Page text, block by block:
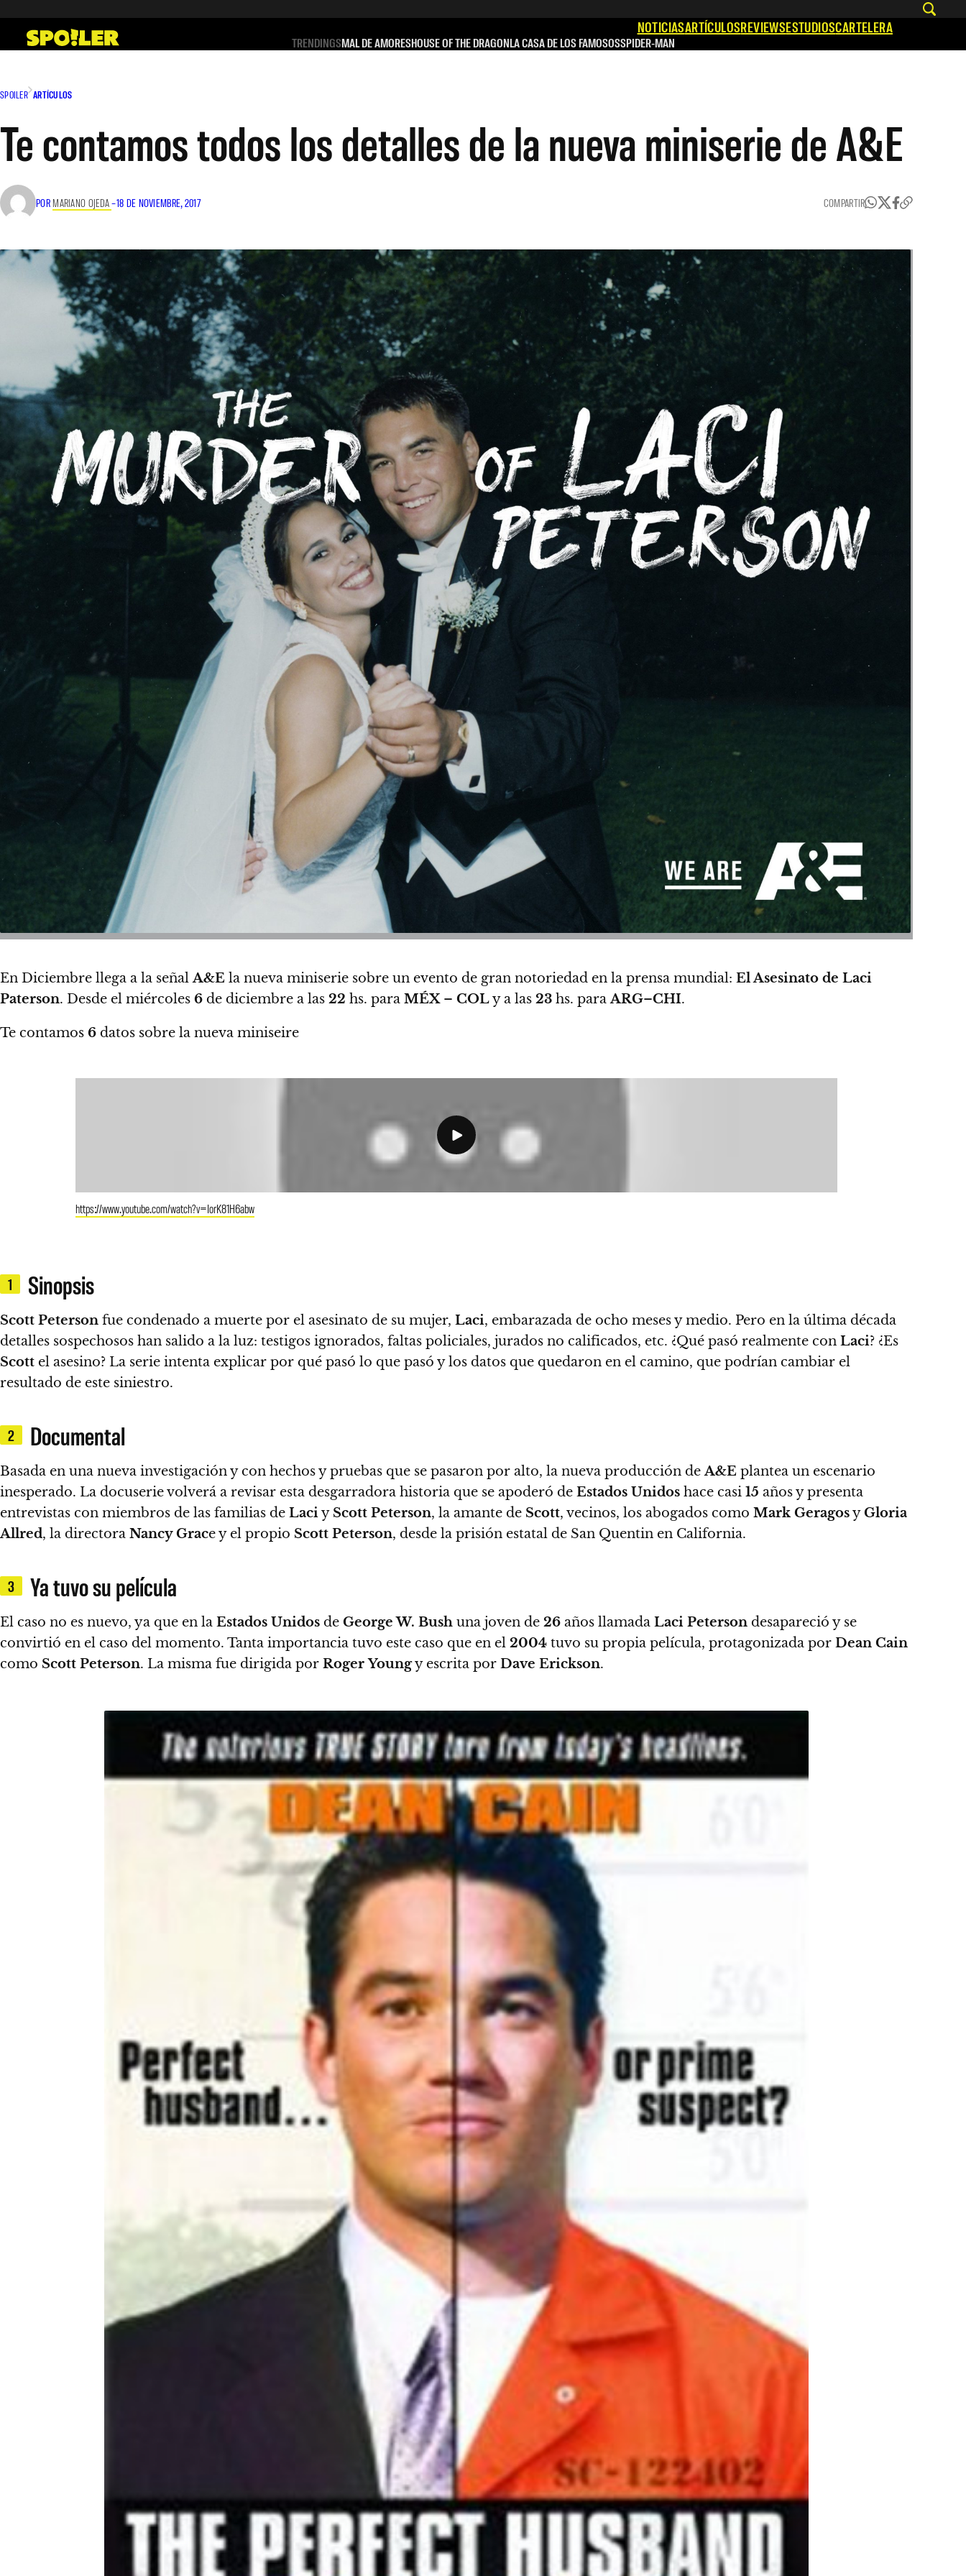
contenido
NOTICIASARTÍCULOSREVIEWSESTUDIOSCARTELERA
TRENDINGSMAL DE AMORESHOUSE OF THE DRAGONLA CASA DE LOS FAMOSOSSPIDER-MAN
SPOILER ARTÍCULOS
Te contamos todos los detalles de la nueva miniserie de A&E
POR MARIANO OJEDA–18 DE NOVIEMBRE, 2017 COMPARTIR
En Diciembre llega a la señalA&E la nueva miniserie sobre un evento de gran notoriedad en la prensa mundial: El Asesinato de Laci
Paterson. Desde el miércoles 6 de diciembre a las 22 hs. para MÉX– COLy a las 23 hs. paraARG–CHI.
Te contamos 6 datos sobre la nueva miniseire
https://www.youtube.com/watch?v=IorK81H6abw
1 Sinopsis
Scott Peterson fue condenado a muerte por el asesinato de su mujer, Laci, embarazada de ocho meses y medio. Pero en la última década
detalles sospechosos han salido a la luz: testigos ignorados, faltas policiales, jurados no calificados, etc. ¿Qué pasó realmente con Laci? ¿Es
Scott el asesino? La serie intenta explicar por qué pasó lo que pasó y los datos que quedaron en el camino, que podrían cambiar el
resultado de este siniestro.
2 Documental
Basada en una nueva investigación y con hechos y pruebas que se pasaron por alto, la nueva producción deA&E plantea un escenario
inesperado. La docuserie volverá a revisar esta desgarradora historia que se apoderó de Estados Unidos hace casi 15 años y presenta
entrevistas con miembros de las familias de Laciy Scott Peterson, la amante de Scott, vecinos, los abogados como Mark GeragosyGloria
Allred, la directora Nancy Grace y el propio Scott Peterson, desde la prisión estatal de San Quentin en California.
3 Ya tuvo su película
El caso no es nuevo, ya que en la Estados Unidos de George W. Bush una joven de 26 años llamada Laci Peterson desapareció y se
convirtió en el caso del momento. Tanta importancia tuvo este caso que en el 2004 tuvo su propia película, protagonizada por Dean Cain
como Scott Peterson. La misma fue dirigida por Roger Youngy escrita por Dave Erickson.